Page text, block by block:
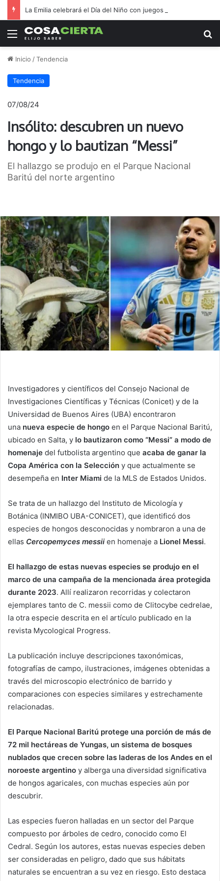
Menú
Inicio /Tendencia
Tendencia
07/08/24
Insólito: descubren un nuevo
hongo y lo bautizan “Messi”
El hallazgo se produjo en el Parque Nacional
Baritú del norte argentino
Investigadores y científicos del Consejo Nacional de
Investigaciones Científicas y Técnicas (Conicet) y de la
Universidad de Buenos Aires (UBA) encontraron
una nueva especie de hongo en el Parque Nacional Baritú,
ubicado en Salta, y lo bautizaron como “Messi” a modo de
homenaje del futbolista argentino que acaba de ganar la
Copa América con la Selección y que actualmente se
desempeña en Inter Miami de la MLS de Estados Unidos.
Se trata de un hallazgo del Instituto de Micología y
Botánica (INMIBO UBA-CONICET), que identificó dos
especies de hongos desconocidas y nombraron a una de
ellas Cercopemyces messii en homenaje a Lionel Messi.
El hallazgo de estas nuevas especies se produjo en el
marco de una campaña de la mencionada área protegida
durante 2023. Allí realizaron recorridas y colectaron
ejemplares tanto de C. messii como de Clitocybe cedrelae,
la otra especie descrita en el artículo publicado en la
revista Mycological Progress.
La publicación incluye descripciones taxonómicas,
fotografías de campo, ilustraciones, imágenes obtenidas a
través del microscopio electrónico de barrido y
comparaciones con especies similares y estrechamente
relacionadas.
El Parque Nacional Baritú protege una porción de más de
72 mil hectáreas de Yungas, un sistema de bosques
nublados que crecen sobre las laderas de los Andes en el
noroeste argentino y alberga una diversidad significativa
de hongos agaricales, con muchas especies aún por
descubrir.
Las especies fueron halladas en un sector del Parque
compuesto por árboles de cedro, conocido como El
Cedral. Según los autores, estas nuevas especies deben
ser consideradas en peligro, dado que sus hábitats
naturales se encuentran a su vez en riesgo. Esto destaca